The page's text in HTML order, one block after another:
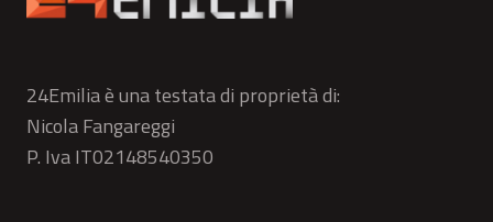
24Emilia è una testata di proprietà di:
Nicola Fangareggi
P. Iva IT02148540350